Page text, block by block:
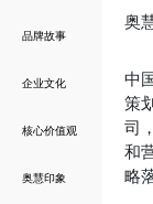
品牌故事
企业文化
核心价值观
奥慧印象
奥
中
策
司
和
略